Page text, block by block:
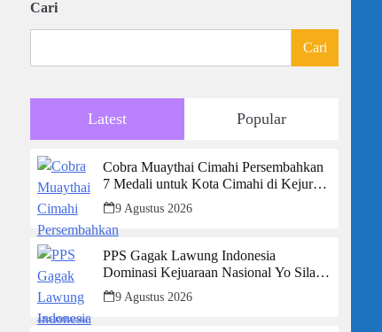
Cari
Cari
Latest Popular
Cobra Muaythai Cimahi Persembahkan
7 Medali untuk Kota Cimahi di Kejurnas
Muaythai Indonesia 2026
9 Agustus 2026
PPS Gagak Lawung Indonesia
Dominasi Kejuaraan Nasional Yo Silat
2026, Borong Tiga Medali Emas
9 Agustus 2026